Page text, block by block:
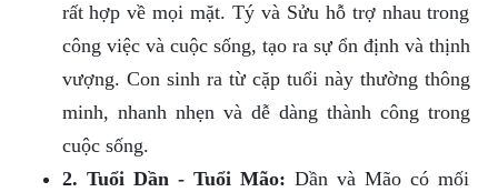
rất hợp về mọi mặt. Tý và Sửu hỗ trợ nhau trong
công việc và cuộc sống, tạo ra sự ổn định và thịnh
vượng. Con sinh ra từ cặp tuổi này thường thông
minh, nhanh nhẹn và dễ dàng thành công trong
cuộc sống.
2. Tuổi Dần - Tuổi Mão: Dần và Mão có mối